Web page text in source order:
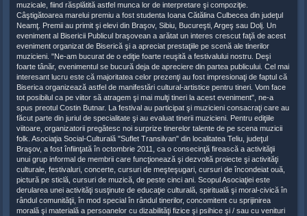
muzicale, fiind răsplătită astfel munca lor de interpretare şi compoziţie.
Câştigătoarea marelui premiu a fost studenta Ioana Cătălina Culbecea din judeţul
Neamţ. Premii au primit şi elevi din Braşov, Sibiu, Bucureşti, Argeş sau Dolj. Un
eveniment al Bisericii Publicul braşovean a arătat un interes crescut faţă de acest
eveniment organizat de Biserică şi a apreciat prestaţiile pe scenă ale tinerilor
muzicieni. "Ne-am bucurat de o ediţie foarte reuşită a festivalului nostru. Deşi
foarte tânăr, evenimentul se bucură deja de apreciere din partea publicului. Cel mai
interesant lucru este că majoritatea celor prezenţi au fost impresionaţi de faptul că
Biserica organizează astfel de manifestări cultural-artistice pentru tineri. Vom face
tot posibilul ca pe viitor să atragem şi mai mulţi tineri la acest eveniment", ne-a
spus preotul Costin Butnar. La festival au participat şi muzicieni consacraţi care au
făcut parte din juriul de specialitate şi au evaluat tinerii muzicieni. Pentru ediţiile
viitoare, organizatorii pregătesc noi surprize tinerelor talente de pe scena muzicii
folk. Asociaţia Social-Culturală "Suflet Transilvan" din localitatea Teliu, judeţul
Braşov, a fost înfiinţată în octombrie 2011, ca o consecinţă firească a activităţii
unui grup informal de membrii care funcţionează şi dezvoltă proiecte şi activităţi
culturale, festivaluri, concerte, cursuri de meşteşugari, cursuri de încondeiat ouă,
pictură pe sticlă, cursuri de muzică, de peste cinci ani. Scopul Asociaţiei este
derularea unei activităţi susţinute de educaţie culturală, spirituală şi moral-civică în
rândul comunităţii, în mod special în rândul tinerilor, concomitent cu sprijinirea
morală şi materială a persoanelor cu dizabilităţi fizice şi psihice şi / sau cu venituri